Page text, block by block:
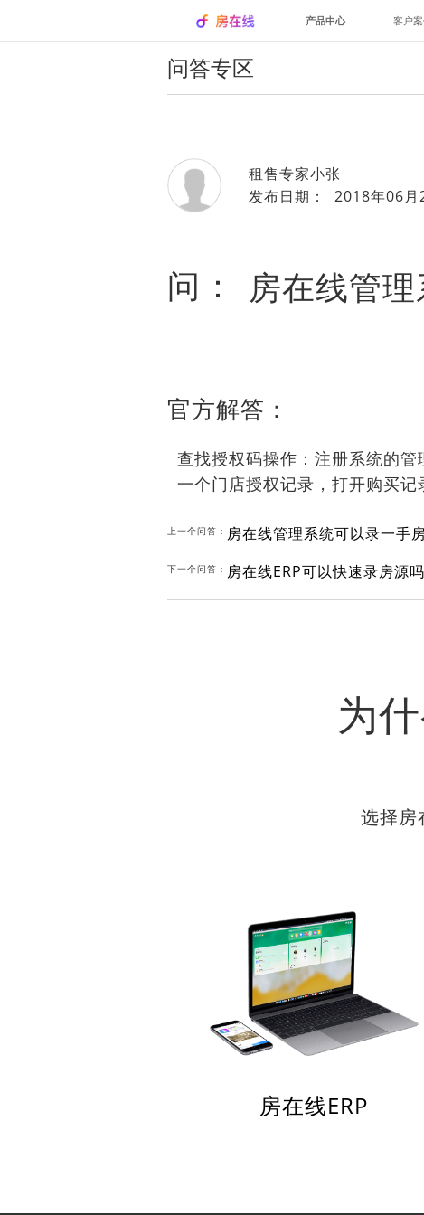
产品中心 客户
问答专区
租售专家小张
发布日期： 2018年06月
问： 房在线管
官方解答：
查找授权码操作：注册系统的
一个门店授权记录，打开购买
上一个问答： 房在线管理系统可以录一手
下一个问答： 房在线ERP可以快速录房源吗
为
选择房
房在线ERP